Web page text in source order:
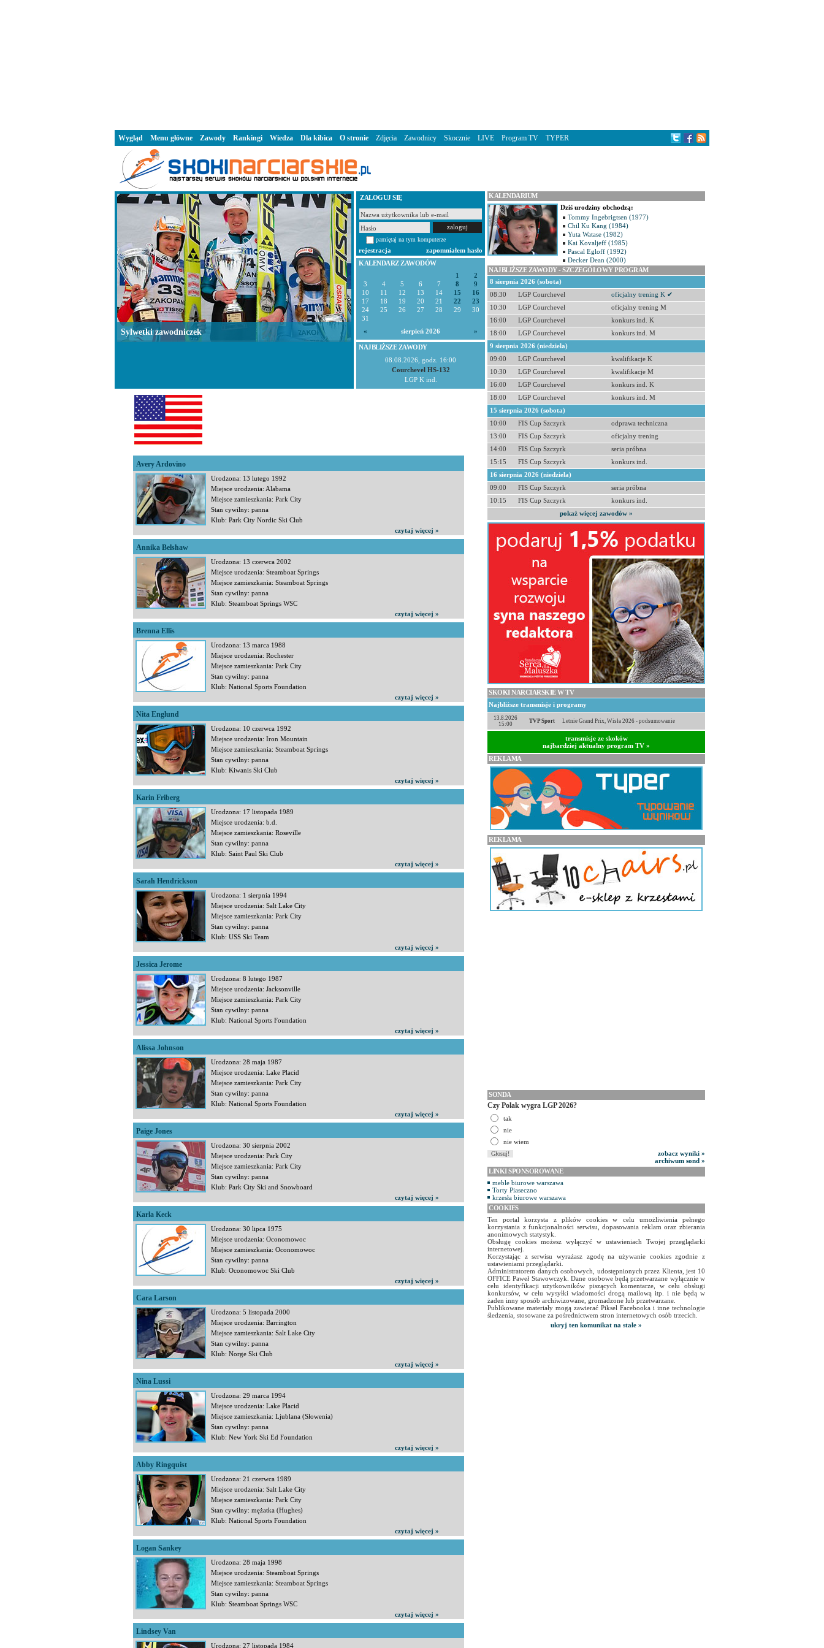
ZALOGUJ SIĘ
pamiętaj na tym komputerze
rejestracja
zapomniałem hasło
KALENDARZ ZAWODÓW
1
2
3
4 5 6 7 8
9
10
11 12 13 14 15
16
17
18 19 20 21 22
23
24
25 26 27 28 29
30
31
«
sierpień 2026 »
NAJBLIŻSZE ZAWODY
08.08.2026, godz. 16:00
Courchevel HS-132
LGP K ind.
Avery Ardovino
Urodzona: 13 lutego 1992
Miejsce urodzenia: Alabama
Miejsce zamieszkania: Park City
Stan cywilny: panna
Klub: Park City Nordic Ski Club
czytaj więcej »
Annika Belshaw
Urodzona: 13 czerwca 2002
Miejsce urodzenia: Steamboat Springs
Miejsce zamieszkania: Steamboat Springs
Stan cywilny: panna
Klub: Steamboat Springs WSC
czytaj więcej »
Brenna Ellis
Urodzona: 13 marca 1988
Miejsce urodzenia: Rochester
Miejsce zamieszkania: Park City
Stan cywilny: panna
Klub: National Sports Foundation
czytaj więcej »
Nita Englund
Urodzona: 10 czerwca 1992
Miejsce urodzenia: Iron Mountain
Miejsce zamieszkania: Steamboat Springs
Stan cywilny: panna
Klub: Kiwanis Ski Club
czytaj więcej »
Karin Friberg
Urodzona: 17 listopada 1989
Miejsce urodzenia: b.d.
Miejsce zamieszkania: Roseville
Stan cywilny: panna
Klub: Saint Paul Ski Club
czytaj więcej »
Sarah Hendrickson
Urodzona: 1 sierpnia 1994
Miejsce urodzenia: Salt Lake City
Miejsce zamieszkania: Park City
Stan cywilny: panna
Klub: USS Ski Team
czytaj więcej »
Jessica Jerome
Urodzona: 8 lutego 1987
Miejsce urodzenia: Jacksonville
Miejsce zamieszkania: Park City
Stan cywilny: panna
Klub: National Sports Foundation
czytaj więcej »
Alissa Johnson
Urodzona: 28 maja 1987
Miejsce urodzenia: Lake Placid
Miejsce zamieszkania: Park City
Stan cywilny: panna
Klub: National Sports Foundation
czytaj więcej »
Paige Jones
Urodzona: 30 sierpnia 2002
Miejsce urodzenia: Park City
Miejsce zamieszkania: Park City
Stan cywilny: panna
Klub: Park City Ski and Snowboard
czytaj więcej »
Karla Keck
Urodzona: 30 lipca 1975
Miejsce urodzenia: Oconomowoc
Miejsce zamieszkania: Oconomowoc
Stan cywilny: panna
Klub: Oconomowoc Ski Club
czytaj więcej »
Cara Larson
Urodzona: 5 listopada 2000
Miejsce urodzenia: Barrington
Miejsce zamieszkania: Salt Lake City
Stan cywilny: panna
Klub: Norge Ski Club
czytaj więcej »
Nina Lussi
Urodzona: 29 marca 1994
Miejsce urodzenia: Lake Placid
Miejsce zamieszkania: Ljublana (Słowenia)
Stan cywilny: panna
Klub: New York Ski Ed Foundation
czytaj więcej »
Abby Ringquist
Urodzona: 21 czerwca 1989
Miejsce urodzenia: Salt Lake City
Miejsce zamieszkania: Park City
Stan cywilny: mężatka (Hughes)
Klub: National Sports Foundation
czytaj więcej »
Logan Sankey
Urodzona: 28 maja 1998
Miejsce urodzenia: Steamboat Springs
Miejsce zamieszkania: Steamboat Springs
Stan cywilny: panna
Klub: Steamboat Springs WSC
czytaj więcej »
Lindsey Van
Urodzona: 27 listopada 1984
Sylwetki zawodniczek
KALENDARIUM
Dziś urodziny obchodzą:
Tommy Ingebrigtsen (1977)
Chil Ku Kang (1984)
Yuta Watase (1982)
Kai Kovaljeff (1985)
Pascal Egloff (1992)
Decker Dean (2000)
NAJBLIŻSZE ZAWODY - SZCZEGÓŁOWY PROGRAM
8 sierpnia 2026 (sobota)
08:30
LGP Courchevel
oficjalny trening K ✔
10:30
LGP Courchevel
oficjalny trening M
16:00
LGP Courchevel
konkurs ind. K
18:00
LGP Courchevel
konkurs ind. M
9 sierpnia 2026 (niedziela)
09:00
LGP Courchevel
kwalifikacje K
10:30
LGP Courchevel
kwalifikacje M
16:00
LGP Courchevel
konkurs ind. K
18:00
LGP Courchevel
konkurs ind. M
15 sierpnia 2026 (sobota)
10:00
FIS Cup Szczyrk
odprawa techniczna
13:00
FIS Cup Szczyrk
oficjalny trening
14:00
FIS Cup Szczyrk
seria próbna
15:15
FIS Cup Szczyrk
konkurs ind.
16 sierpnia 2026 (niedziela)
09:00
FIS Cup Szczyrk
seria próbna
10:15
FIS Cup Szczyrk
konkurs ind.
pokaż więcej zawodów »
SKOKI NARCIARSKIE W TV
Najbliższe transmisje i programy
13.8.2026
15:00
TVP Sport Letnie Grand Prix, Wisła 2026 - podsumowanie
transmisje ze skoków
najbardziej aktualny program TV »
REKLAMA
REKLAMA
SONDA
Czy Polak wygra LGP 2026?
tak
nie
nie wiem
zobacz wyniki »
archiwum sond »
LINKI SPONSOROWANE
meble biurowe warszawa
Torty Piaseczno
krzesła biurowe warszawa
COOKIES
Ten portal korzysta z plików cookies w celu umożliwienia pełnego
korzystania z funkcjonalności serwisu, dopasowania reklam oraz zbierania
anonimowych statystyk.
Obsługę cookies możesz wyłączyć w ustawieniach Twojej przeglądarki
internetowej.
Korzystając z serwisu wyrażasz zgodę na używanie cookies zgodnie z
ustawieniami przeglądarki.
Administratorem danych osobowych, udostępnionych przez Klienta, jest 10
OFFICE Paweł Stawowczyk. Dane osobowe będą przetwarzane wyłącznie w
celu identyfikacji użytkowników piszących komentarze, w celu obsługi
konkursów, w celu wysyłki wiadomości drogą mailową itp. i nie będą w
żaden inny sposób archiwizowane, gromadzone lub przetwarzane.
Publikowane materiały mogą zawierać Piksel Facebooka i inne technologie
śledzenia, stosowane za pośrednictwem stron internetowych osób trzecich.
ukryj ten komunikat na stałe »
Wygląd Menu główne Zawody Rankingi Wiedza Dla kibica O stronie Zdjęcia Zawodnicy Skocznie LIVE Program TV TYPER